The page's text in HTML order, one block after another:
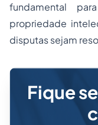
fundamental
propriedade
disputas sejam
Fique